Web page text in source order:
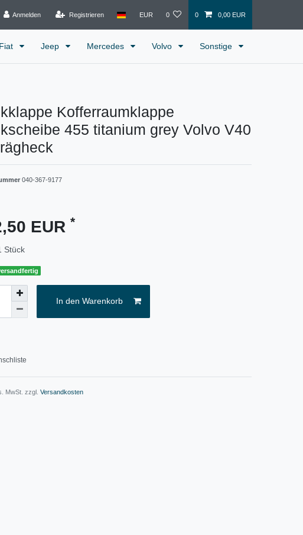
Anmelden Registrieren EUR 0 0 0,00 EUR
Fiat Jeep Mercedes Volvo Sonstige
Kofferraumklappe
455 titanium grey Volvo V40
040-367-9177
EUR *
Stück
In den Warenkorb
MwSt. zzgl. Versandkosten